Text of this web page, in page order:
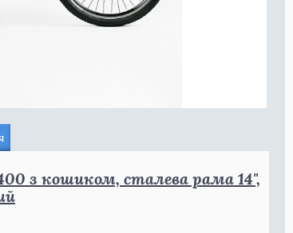
з кошиком, сталева рама 14",